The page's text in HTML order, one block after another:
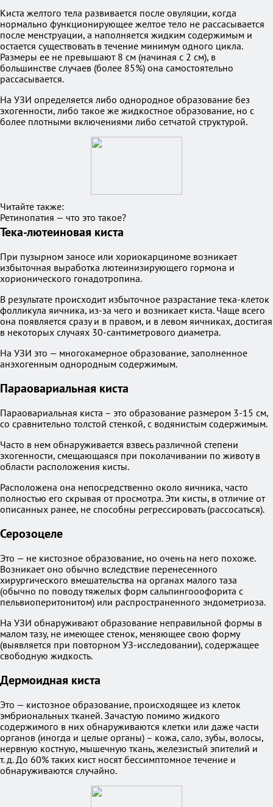
Киста желтого тела развивается после овуляции, когда
нормально функционирующее желтое тело не рассасывается
после менструации, а наполняется жидким содержимым и
остается существовать в течение минимум одного цикла.
Размеры ее не превышают 8 см (начиная с 2 см), в
большинстве случаев (более 85%) она самостоятельно
рассасывается.
На УЗИ определяется либо однородное образование без
эхогенности, либо такое же жидкостное образование, но с
более плотными включениями либо сетчатой структурой.
Читайте также:
Ретинопатия — что это такое?
Тека-лютеиновая киста
При пузырном заносе или хориокарциноме возникает
избыточная выработка лютеинизирующего гормона и
хорионического гонадотропина.
В результате происходит избыточное разрастание тека-клеток
фолликула яичника, из-за чего и возникает киста. Чаще всего
она появляется сразу и в правом, и в левом яичниках, достигая
в некоторых случаях 30-сантиметрового диаметра.
На УЗИ это — многокамерное образование, заполненное
анэхогенным однородным содержимым.
Параовариальная киста
Параовариальная киста – это образование размером 3-15 см,
со сравнительно толстой стенкой, с водянистым содержимым.
Часто в нем обнаруживается взвесь различной степени
эхогенности, смещающаяся при поколачивании по животу в
области расположения кисты.
Расположена она непосредственно около яичника, часто
полностью его скрывая от просмотра. Эти кисты, в отличие от
описанных ранее, не способны регрессировать (рассосаться).
Серозоцеле
Это — не кистозное образование, но очень на него похоже.
Возникает оно обычно вследствие перенесенного
хирургического вмешательства на органах малого таза
(обычно по поводу тяжелых форм сальпингооофорита с
пельвиоперитонитом) или распространенного эндометриоза.
На УЗИ обнаруживают образование неправильной формы в
малом тазу, не имеющее стенок, меняющее свою форму
(выявляется при повторном УЗ-исследовании), содержащее
свободную жидкость.
Дермоидная киста
Это — кистозное образование, происходящее из клеток
эмбриональных тканей. Зачастую помимо жидкого
содержимого в них обнаруживаются клетки или даже части
органов (иногда и целые органы) – кожа, сало, зубы, волосы,
нервную костную, мышечную ткань, железистый эпителий и
т. д. До 60% таких кист носят бессимптомное течение и
обнаруживаются случайно.